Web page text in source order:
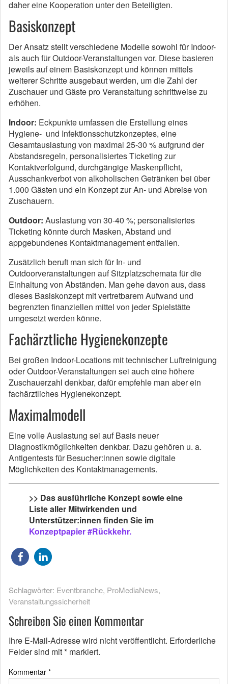
daher eine Kooperation unter den Beteiligten.
Basiskonzept
Der Ansatz stellt verschiedene Modelle sowohl für Indoor-
als auch für Outdoor-Veranstaltungen vor. Diese basieren
jeweils auf einem Basiskonzept und können mittels
weiterer Schritte ausgebaut werden, um die Zahl der
Zuschauer und Gäste pro Veranstaltung schrittweise zu
erhöhen.
Indoor: Eckpunkte umfassen die Erstellung eines
Hygiene- und Infektionsschutzkonzeptes, eine
Gesamtauslastung von maximal 25-30 % aufgrund der
Abstandsregeln, personalisiertes Ticketing zur
Kontaktverfolgund, durchgängige Maskenpflicht,
Ausschankverbot von alkoholischen Getränken bei über
1.000 Gästen und ein Konzept zur An- und Abreise von
Zuschauern.
Outdoor: Auslastung von 30-40 %; personalisiertes
Ticketing könnte durch Masken, Abstand und
appgebundenes Kontaktmanagement entfallen.
Zusätzlich beruft man sich für In- und
Outdoorveranstaltungen auf Sitzplatzschemata für die
Einhaltung von Abständen. Man gehe davon aus, dass
dieses Basiskonzept mit vertretbarem Aufwand und
begrenzten finanziellen mittel von jeder Spielstätte
umgesetzt werden könne.
Fachärztliche Hygienekonzepte
Bei großen Indoor-Locations mit technischer Luftreinigung
oder Outdoor-Veranstaltungen sei auch eine höhere
Zuschauerzahl denkbar, dafür empfehle man aber ein
fachärztliches Hygienekonzept.
Maximalmodell
Eine volle Auslastung sei auf Basis neuer
Diagnostikmöglichkeiten denkbar. Dazu gehören u. a.
Antigentests für Besucher:innen sowie digitale
Möglichkeiten des Kontaktmanagements.
>> Das ausführliche Konzept sowie eine
Liste aller Mitwirkenden und
Unterstützer:innen finden Sie im
Konzeptpapier #Rückkehr.
Schlagwörter: Eventbranche, ProMediaNews,
Veranstaltungssicherheit
Schreiben Sie einen Kommentar
Ihre E-Mail-Adresse wird nicht veröffentlicht. Erforderliche
Felder sind mit* markiert.
Kommentar *